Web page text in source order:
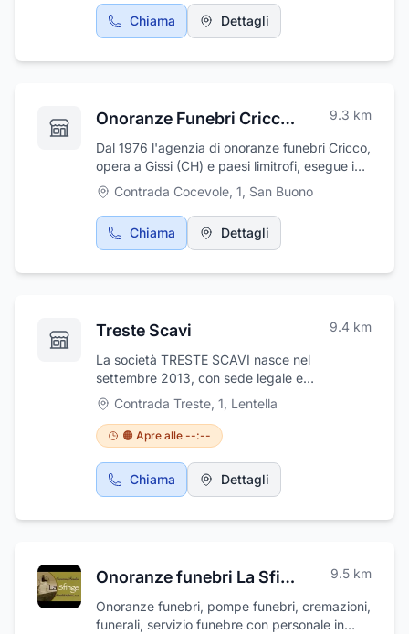
servizi di pulizia per qualsiasi tipo di evento e
manifestazione. Inoltre, si occupa di
Chiama Dettagli
Onoranze Funebri Cricco Giovanni 9.3 km
Dal 1976 l'agenzia di onoranze funebri Cricco,
opera a Gissi (CH) e paesi limitrofi, esegue i
propri servizi con serietà e professionalità nel
totale rispetto del momento particolare
vissuto dai congiunti del defunto.
L'esperienza maturata negli anni e la qualità
Contrada Cocevole, 1, San Buono
Chiama Dettagli
Treste Scavi 9.4 km
La società TRESTE SCAVI nasce nel
settembre 2013, con sede legale e
amministrativa a Contrada Ponte Treste
Lentella (CH) . Grazie alla volontà
imprenditoriale di Pietro e Gaetano Del
Borrello e alla passione ereditata 50 anni, la
società si occupa di movimento terra,
fornitura inerti, demolizioni, trasporti in conto
Treste Scavi possiede tutte le autorizzazioni
Contrada Treste, 1, Lentella
🟠 Apre alle --:--
Chiama Dettagli
Onoranze funebri La Sfinge 9.5 km
Onoranze funebri, pompe funebri, cremazioni,
funerali, servizio funebre con personale in